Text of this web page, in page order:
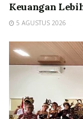
Keuangan
5 AGUSTUS 2026